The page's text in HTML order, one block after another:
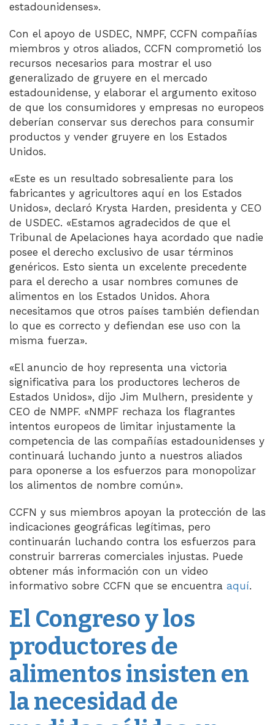
estadounidenses».
Con el apoyo de USDEC, NMPF, CCFN compañías
miembros y otros aliados, CCFN comprometió los
recursos necesarios para mostrar el uso
generalizado de gruyere en el mercado
estadounidense, y elaborar el argumento exitoso
de que los consumidores y empresas no europeos
deberían conservar sus derechos para consumir
productos y vender gruyere en los Estados
Unidos.
«Este es un resultado sobresaliente para los
fabricantes y agricultores aquí en los Estados
Unidos», declaró Krysta Harden, presidenta y CEO
de USDEC. «Estamos agradecidos de que el
Tribunal de Apelaciones haya acordado que nadie
posee el derecho exclusivo de usar términos
genéricos. Esto sienta un excelente precedente
para el derecho a usar nombres comunes de
alimentos en los Estados Unidos. Ahora
necesitamos que otros países también defiendan
lo que es correcto y defiendan ese uso con la
misma fuerza».
«El anuncio de hoy representa una victoria
significativa para los productores lecheros de
Estados Unidos», dijo Jim Mulhern, presidente y
CEO de NMPF. «NMPF rechaza los flagrantes
intentos europeos de limitar injustamente la
competencia de las compañías estadounidenses y
continuará luchando junto a nuestros aliados
para oponerse a los esfuerzos para monopolizar
los alimentos de nombre común».
CCFN y sus miembros apoyan la protección de las
indicaciones geográficas legítimas, pero
continuarán luchando contra los esfuerzos para
construir barreras comerciales injustas. Puede
obtener más información con un video
informativo sobre CCFN que se encuentra aquí.
El Congreso y los
productores de
alimentos insisten en
la necesidad de